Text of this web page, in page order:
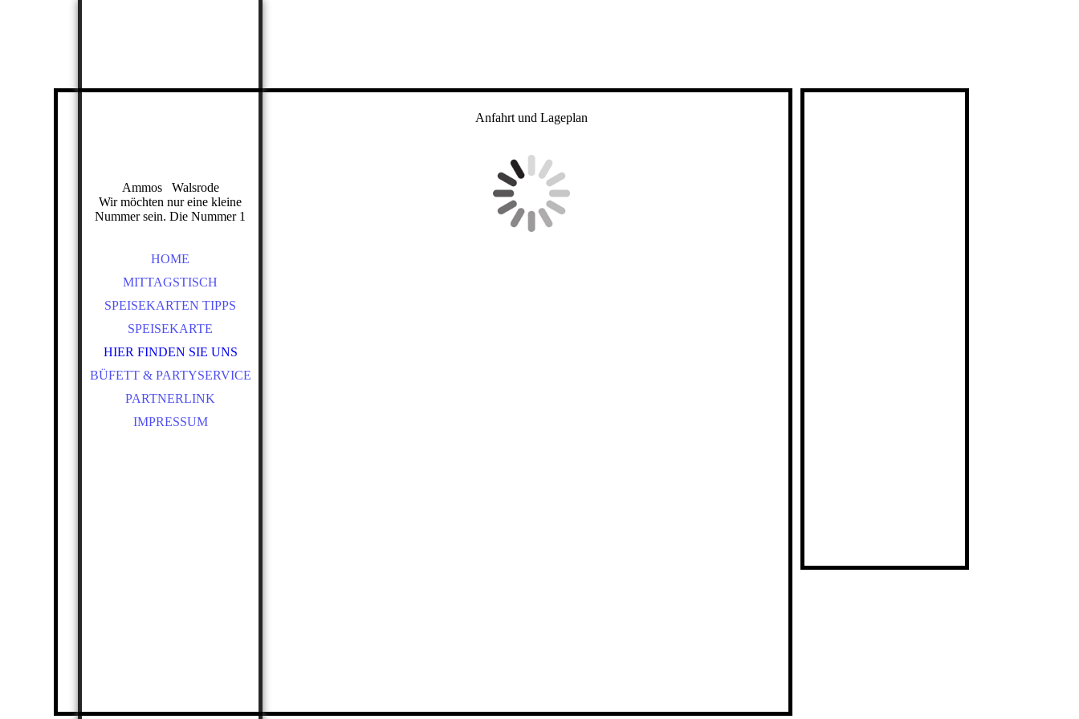
Ammos Walsrode
Wir möchten nur eine kleine
Nummer sein. Die Nummer 1
HOME
MITTAGSTISCH
SPEISEKARTEN TIPPS
SPEISEKARTE
HIER FINDEN SIE UNS
BÜFETT & PARTYSERVICE
PARTNERLINK
IMPRESSUM
Anfahrt und Lageplan